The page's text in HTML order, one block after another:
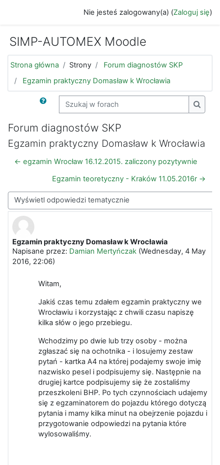
Nie jesteś zalogowany(a) (Zaloguj się)
SIMP-AUTOMEX Moodle
Strona główna Strony
Forum diagnostów SKP
Egzamin praktyczny Domasław k Wrocławia
Szukaj w forach
Forum diagnostów SKP
Egzamin praktyczny Domasław k Wrocławia
← egzamin Wrocław 16.12.2015. zaliczony pozytywnie
Egzamin teoretyczny - Kraków 11.05.2016r →
Sposób wyświetlania
Egzamin praktyczny Domasław k Wrocławia
Napisane przez: Damian Mertyńczak (Wednesday, 4 May
2016, 22:06)
Liczba odpowiedzi: 0
Witam,
Jakiś czas temu zdałem egzamin praktyczny we
Wrocławiu i korzystając z chwili czasu napiszę
kilka słów o jego przebiegu.
Wchodzimy po dwie lub trzy osoby - można
zgłaszać się na ochotnika - i losujemy zestaw
pytań - kartka A4 na której podajemy swoje imię
nazwisko pesel i podpisujemy się. Następnie na
drugiej kartce podpisujemy się że zostaliśmy
przeszkoleni BHP. Po tych czynnościach udajemy
się z egzaminatorem do pojazdu którego dotyczą
pytania i mamy kilka minut na obejrzenie pojazdu i
przygotowanie odpowiedzi na pytania które
wylosowaliśmy.